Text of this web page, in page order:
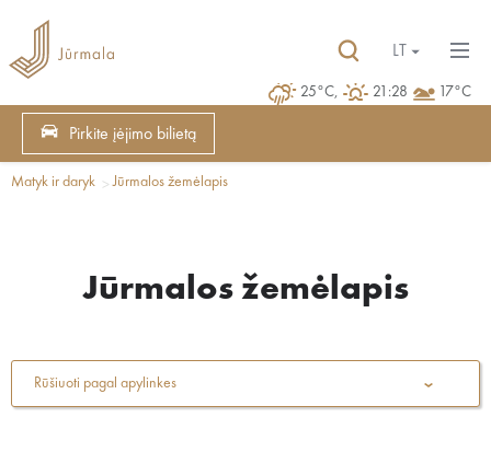
25°C, 21:28 17°C
LT
Pirkite įėjimo bilietą
Matyk ir daryk Jūrmalos žemėlapis
Jūrmalos žemėlapis
Rūšiuoti pagal apylinkes